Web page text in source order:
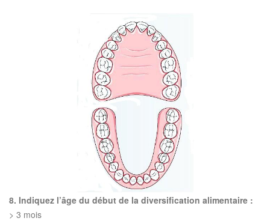
8. Indiquez l’âge du début de la diversification alimentaire :
> 3 mois